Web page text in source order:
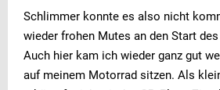
Schlimmer konnte es also nicht
wieder frohen Mutes an den Start
Auch hier kam ich wieder ganz gut
auf meinem Motorrad sitzen. Als